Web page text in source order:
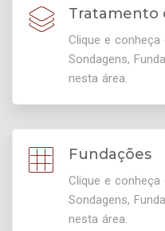
Tratamento
Clique e
Sondagens,
nesta área.
Fundações
Clique e
Sondagens,
nesta área.